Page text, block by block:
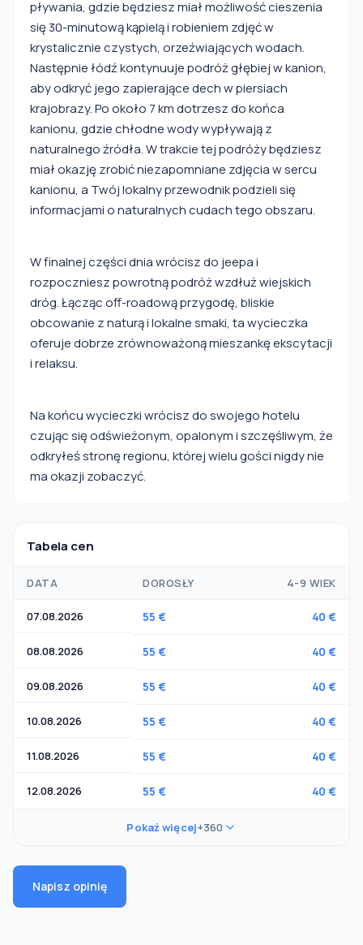
pływania, gdzie będziesz miał możliwość cieszenia
się 30-minutową kąpielą i robieniem zdjęć w
krystalicznie czystych, orzeźwiających wodach.
Następnie łódź kontynuuje podróż głębiej w kanion,
aby odkryć jego zapierające dech w piersiach
krajobrazy. Po około 7 km dotrzesz do końca
kanionu, gdzie chłodne wody wypływają z
naturalnego źródła. W trakcie tej podróży będziesz
miał okazję zrobić niezapomniane zdjęcia w sercu
kanionu, a Twój lokalny przewodnik podzieli się
informacjami o naturalnych cudach tego obszaru.
W finalnej części dnia wrócisz do jeepa i
rozpoczniesz powrotną podróż wzdłuż wiejskich
dróg. Łącząc off-roadową przygodę, bliskie
obcowanie z naturą i lokalne smaki, ta wycieczka
oferuje dobrze zrównoważoną mieszankę ekscytacji
i relaksu.
Na końcu wycieczki wrócisz do swojego hotelu
czując się odświeżonym, opalonym i szczęśliwym, że
odkryłeś stronę regionu, której wielu gości nigdy nie
ma okazji zobaczyć.
Tabela cen
DATA DOROSŁY 4-9 WIEK
07.08.2026 55 € 40 €
08.08.2026 55 € 40 €
09.08.2026 55 € 40 €
10.08.2026 55 € 40 €
11.08.2026 55 € 40 €
12.08.2026 55 € 40 €
Pokaż więcej+360
Napisz opinię